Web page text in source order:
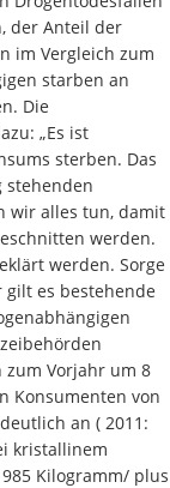
der Anteil der
im Vergleich zum
starben an
Die
„Es ist
sterben. Das
stehenden
wir alles tun, damit
werden.
werden. Sorge
es bestehende
Vorjahr um 8
Konsumenten von
an ( 2011:
kristallinem
Kilogramm/ plus